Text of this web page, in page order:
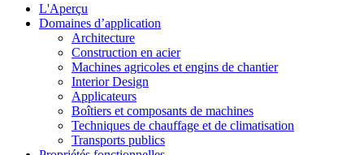
L'Aperçu
Domaines d’application
Architecture
Construction en acier
Machines agricoles et engins de chantier
Interior Design
Applicateurs
Boîtiers et composants de machines
Techniques de chauffage et de climatisation
Transports publics